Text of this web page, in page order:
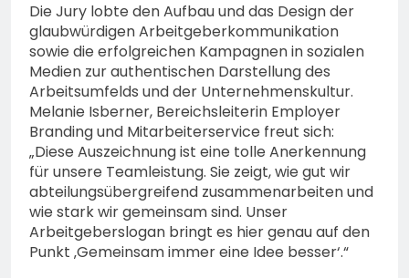
Die Jury lobte den Aufbau und das Design der
glaubwürdigen Arbeitgeberkommunikation
sowie die erfolgreichen Kampagnen in sozialen
Medien zur authentischen Darstellung des
Arbeitsumfelds und der Unternehmenskultur.
Melanie Isberner, Bereichsleiterin Employer
Branding und Mitarbeiterservice freut sich:
„Diese Auszeichnung ist eine tolle Anerkennung
für unsere Teamleistung. Sie zeigt, wie gut wir
abteilungsübergreifend zusammenarbeiten und
wie stark wir gemeinsam sind. Unser
Arbeitgeberslogan bringt es hier genau auf den
Punkt ‚Gemeinsam immer eine Idee besser‘.“